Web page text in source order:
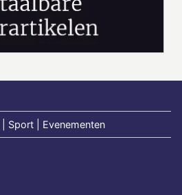
Sport | Evenementen